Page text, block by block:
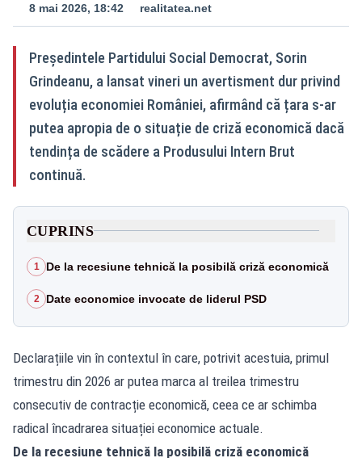
8 mai 2026, 18:42 realitatea.net
Președintele Partidului Social Democrat, Sorin
Grindeanu, a lansat vineri un avertisment dur privind
evoluția economiei României, afirmând că țara s-ar
putea apropia de o situație de criză economică dacă
tendința de scădere a Produsului Intern Brut
continuă.
CUPRINS
1 De la recesiune tehnică la posibilă criză economică
2 Date economice invocate de liderul PSD
Declarațiile vin în contextul în care, potrivit acestuia, primul
trimestru din 2026 ar putea marca al treilea trimestru
consecutiv de contracție economică, ceea ce ar schimba
radical încadrarea situației economice actuale.
De la recesiune tehnică la posibilă criză economică